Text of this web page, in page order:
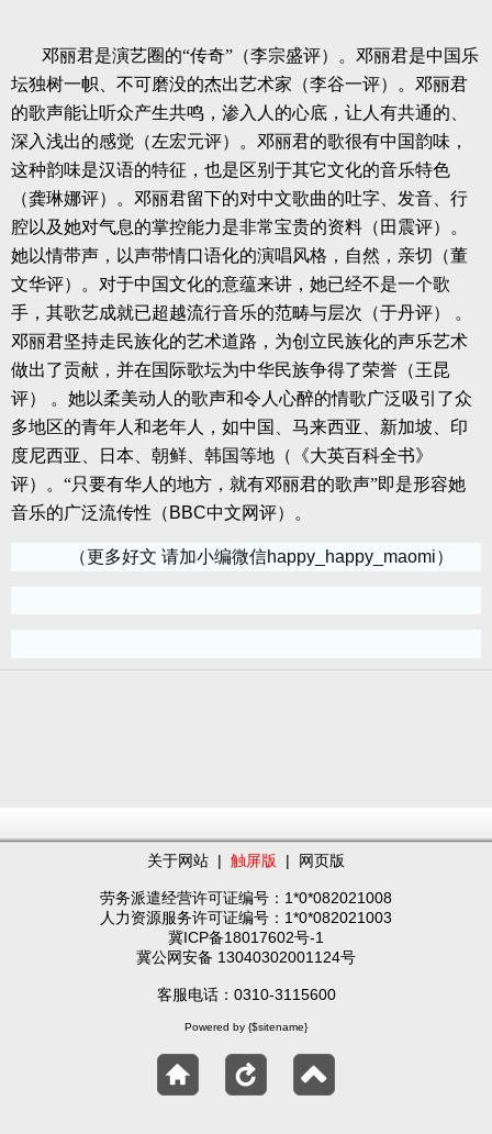
邓丽君是演艺圈的“传奇”（李宗盛评）。邓丽君是中国乐
坛独树一帜、不可磨没的杰出艺术家（李谷一评）。邓丽君
的歌声能让听众产生共鸣，渗入人的心底，让人有共通的、
深入浅出的感觉（左宏元评）。邓丽君的歌很有中国韵味，
这种韵味是汉语的特征，也是区别于其它文化的音乐特色
（龚琳娜评）。邓丽君留下的对中文歌曲的吐字、发音、行
腔以及她对气息的掌控能力是非常宝贵的资料（田震评）。
她以情带声，以声带情口语化的演唱风格，自然，亲切（董
文华评）。对于中国文化的意蕴来讲，她已经不是一个歌
手，其歌艺成就已超越流行音乐的范畴与层次（于丹评）
。
邓丽君坚持走民族化的艺术道路，为创立民族化的声乐艺术
做出了贡献，并在国际歌坛为中华民族争得了荣誉（王昆
评）
。她以柔美动人的歌声和令人心醉的情歌广泛吸引了众
多地区的青年人和老年人，如中国、马来西亚、新加坡、印
度尼西亚、日本、朝鲜、韩国等地（《大英百科全书》
评）。“只要有华人的地方，就有邓丽君的歌声”即是形容她
音乐的广泛流传性（ BBC中文网评）。
（更多好文 请加小编微信happy_happy_maomi）
关于网站 | 触屏版 | 网页版
劳务派遣经营许可证编号：1*0*082021008
人力资源服务许可证编号：1*0*082021003
冀ICP备18017602号-1
冀公网安备 13040302001124号
客服电话：0310-3115600
Powered by {$sitename}